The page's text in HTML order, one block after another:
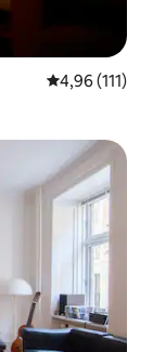
4,96 de uma
4,96 (111)